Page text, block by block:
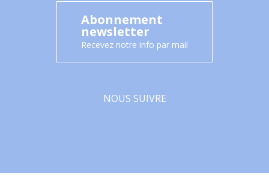
Abonnement
newsletter
Recevez notre info par mail
NOUS SUIVRE